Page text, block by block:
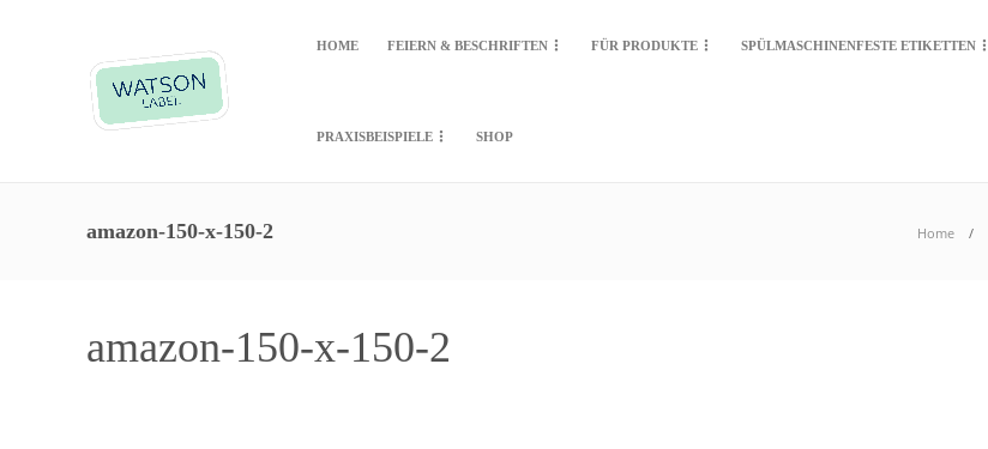
HOME FEIERN & BESCHRIFTEN FÜR PRODUKTE SPÜLMASCHINENFESTE ETIKETTEN
PRAXISBEISPIELE SHOP
amazon-150-x-150-2 Home
amazon-150-x-150-2